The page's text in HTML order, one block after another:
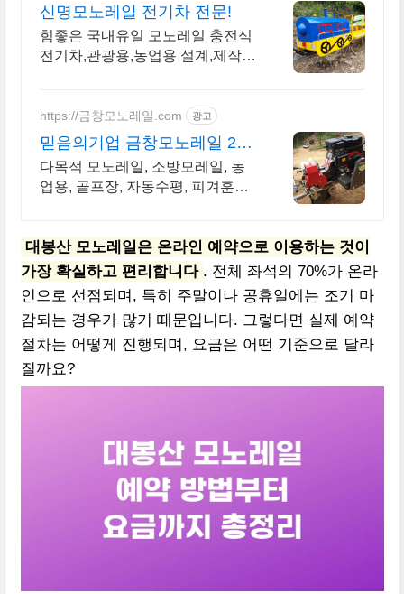
신명모노레일 전기차 전문!
힘좋은 국내유일 모노레일 충전식
전기차,관광용,농업용 설계,제작,
https://금창모노레일.com 광고
믿음의기업 금창모노레일 20
년간 축적된 기술
다목적 모노레일, 소방모레일, 농
업용, 골프장, 자동수평, 피겨훈련,
대봉산 모노레일은 온라인 예약으로 이용하는 것이
가장 확실하고 편리합니다 . 전체 좌석의 70%가 온라
인으로 선점되며, 특히 주말이나 공휴일에는 조기 마
감되는 경우가 많기 때문입니다. 그렇다면 실제 예약
절차는 어떻게 진행되며, 요금은 어떤 기준으로 달라
질까요?